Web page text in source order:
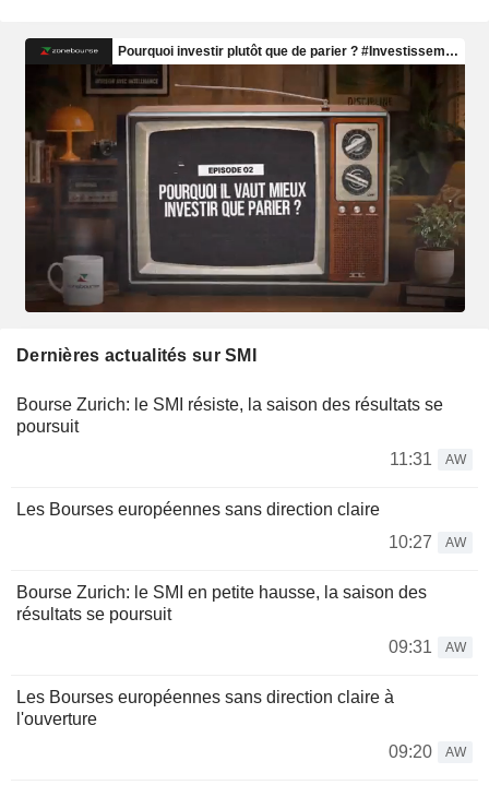
Dernières actualités sur SMI
Bourse Zurich: le SMI résiste, la saison des résultats se
poursuit
11:31
AW
Les Bourses européennes sans direction claire
10:27
AW
Bourse Zurich: le SMI en petite hausse, la saison des
résultats se poursuit
09:31
AW
Les Bourses européennes sans direction claire à
l'ouverture
09:20
AW